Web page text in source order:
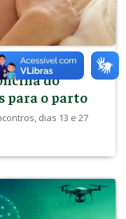
do
para o parto
dias 13 e 27